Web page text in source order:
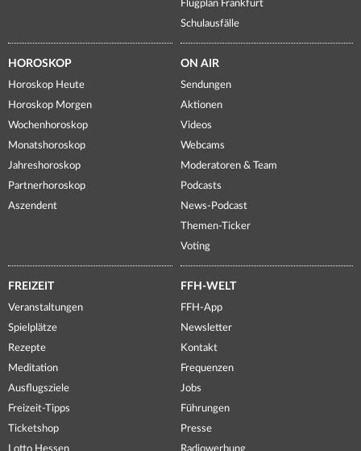
Flugplan Frankfurt
Schulausfälle
HOROSKOP
Horoskop Heute
Horoskop Morgen
Wochenhoroskop
Monatshoroskop
Jahreshoroskop
Partnerhoroskop
Aszendent
ON AIR
Sendungen
Aktionen
Videos
Webcams
Moderatoren & Team
Podcasts
News-Podcast
Themen-Ticker
Voting
FREIZEIT
Veranstaltungen
Spielplätze
Rezepte
Meditation
Ausflugsziele
Freizeit-Tipps
Ticketshop
Lotto Hessen
FFH-WELT
FFH-App
Newsletter
Kontakt
Frequenzen
Jobs
Führungen
Presse
Radiowerbung